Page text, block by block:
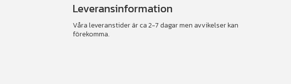
Leveransinformation
Våra leveranstider är ca 2-7 dagar men avvikelser kan
förekomma.